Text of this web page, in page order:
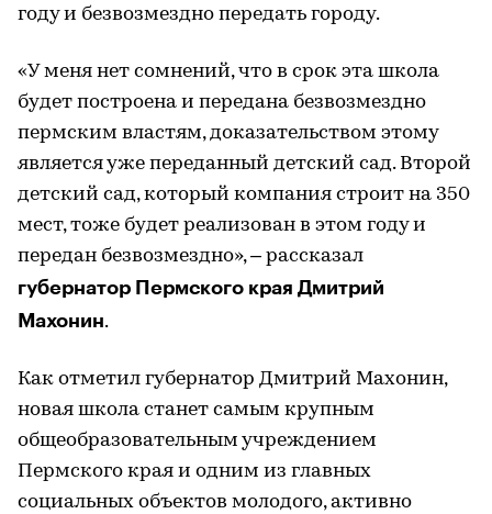
году и безвозмездно передать городу.
«У меня нет сомнений, что в срок эта школа
будет построена и передана безвозмездно
пермским властям, доказательством этому
является уже переданный детский сад. Второй
детский сад, который компания строит на 350
мест, тоже будет реализован в этом году и
передан безвозмездно», – рассказал
губернатор Пермского края Дмитрий
Махонин.
Как отметил губернатор Дмитрий Махонин,
новая школа станет самым крупным
общеобразовательным учреждением
Пермского края и одним из главных
социальных объектов молодого, активно